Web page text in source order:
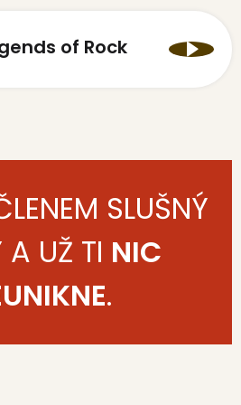
of Rock
SLUŠNÝ
A UŽ TI NIC
.